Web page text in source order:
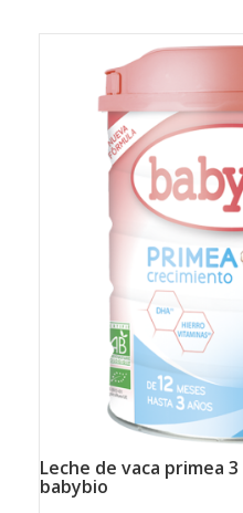
leche de vaca primea 3 (+10 meses) 800gr de
babybio